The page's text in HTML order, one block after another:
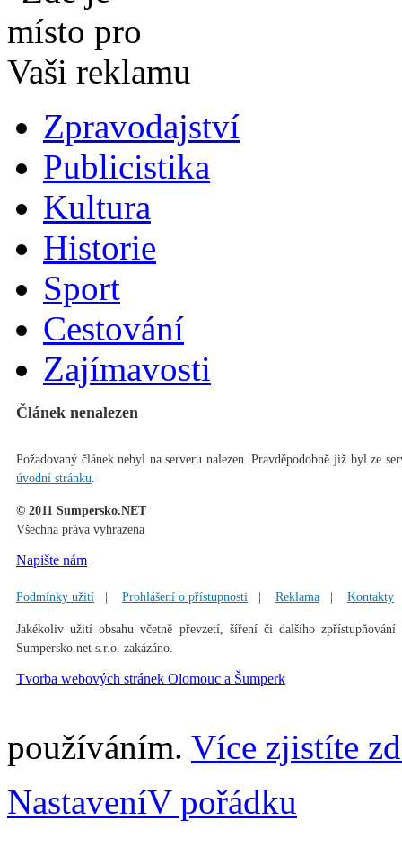
Zpravodajství
Publicistika
Kultura
Historie
Sport
Cestování
Zajímavosti
Článek nenalezen
Požadovaný článek nebyl na serveru nalezen. Pravděpodobně již byl ze
úvodní stránku.
© 2011 Sumpersko.NET
Všechna práva vyhrazena
Napište nám
Podmínky užití Prohlášení o přístupnosti Reklama Kontakty
Jakékoliv užití obsahu včetně převzetí, šíření či dalšího
Sumpersko.net s.r.o. zakázáno.
Tvorba webových stránek Olomouc a Šumperk
používáním. Více zjistíte
NastaveníV pořádku